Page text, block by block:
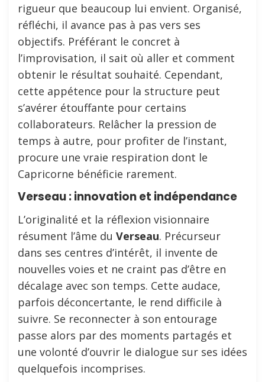
rigueur que beaucoup lui envient. Organisé,
réfléchi, il avance pas à pas vers ses
objectifs. Préférant le concret à
l’improvisation, il sait où aller et comment
obtenir le résultat souhaité. Cependant,
cette appétence pour la structure peut
s’avérer étouffante pour certains
collaborateurs. Relâcher la pression de
temps à autre, pour profiter de l’instant,
procure une vraie respiration dont le
Capricorne bénéficie rarement.
Verseau : innovation et indépendance
L’originalité et la réflexion visionnaire
résument l’âme du Verseau. Précurseur
dans ses centres d’intérêt, il invente de
nouvelles voies et ne craint pas d’être en
décalage avec son temps. Cette audace,
parfois déconcertante, le rend difficile à
suivre. Se reconnecter à son entourage
passe alors par des moments partagés et
une volonté d’ouvrir le dialogue sur ses idées
quelquefois incomprises.